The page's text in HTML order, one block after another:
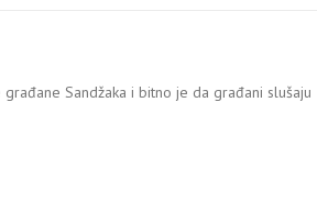
Sandžaka i bitno je da građani slušaju